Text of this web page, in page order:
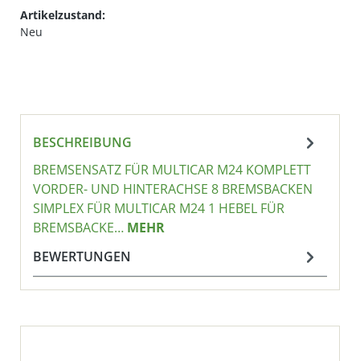
Artikelzustand:
Neu
BESCHREIBUNG
BREMSENSATZ FÜR MULTICAR M24 KOMPLETT
VORDER- UND HINTERACHSE 8 BREMSBACKEN
SIMPLEX FÜR MULTICAR M24 1 HEBEL FÜR
BREMSBACKE… MEHR
BEWERTUNGEN